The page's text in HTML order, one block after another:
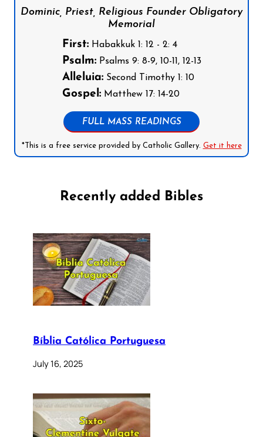
Dominic, Priest, Religious Founder Obligatory
Memorial
First:Habakkuk 1: 12 - 2: 4
Psalm:Psalms 9: 8-9, 10-11, 12-13
Alleluia:Second Timothy 1: 10
Gospel:Matthew 17: 14-20
FULL MASS READINGS
*This is a free service provided by Catholic Gallery. Get it here
Recently added Bibles
Bíblia Católica Portuguesa
July 16, 2025